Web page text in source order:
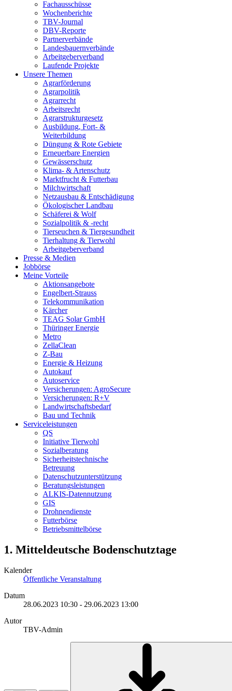
Fachausschüsse
Wochenberichte
TBV-Journal
DBV-Reporte
Partnerverbände
Landesbauernverbände
Arbeitgeberverband
Laufende Projekte
Unsere Themen
Agrarförderung
Agrarpolitik
Agrarrecht
Arbeitsrecht
Agrarstrukturgesetz
Ausbildung, Fort- &
Weiterbildung
Düngung & Rote Gebiete
Erneuerbare Energien
Gewässerschutz
Klima- & Artenschutz
Marktfrucht & Futterbau
Milchwirtschaft
Netzausbau & Entschädigung
Ökologischer Landbau
Schäferei & Wolf
Sozialpolitik & -recht
Tierseuchen & Tiergesundheit
Tierhaltung & Tierwohl
Arbeitgeberverband
Presse & Medien
Jobbörse
Meine Vorteile
Aktionsangebote
Engelbert-Strauss
Telekommunikation
Kärcher
TEAG Solar GmbH
Thüringer Energie
Metro
ZellaClean
Z-Bau
Energie & Heizung
Autokauf
Autoservice
Versicherungen: AgroSecure
Versicherungen: R+V
Landwirtschaftsbedarf
Bau und Technik
Service­­leistungen
QS
Initiative Tierwohl
Sozialberatung
Sicherheitstechnische
Betreuung
Datenschutzunterstützung
Beratungsleistungen
ALKIS-Datennutzung
GIS
Drohnendienste
Futterbörse
Betriebsmittelbörse
1. Mitteldeutsche Bodenschutztage
Kalender
Öffentliche Veranstaltung
Datum
28.06.2023 10:30 - 29.06.2023 13:00
Autor
TBV-Admin